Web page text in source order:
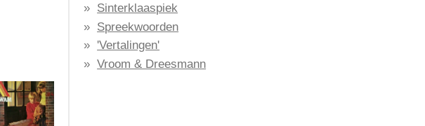
Sinterklaaspiek
Spreekwoorden
'Vertalingen'
Vroom & Dreesmann